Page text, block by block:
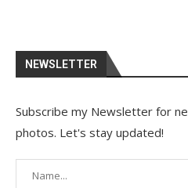
NEWSLETTER
Subscribe my Newsletter for
photos. Let's stay updated!